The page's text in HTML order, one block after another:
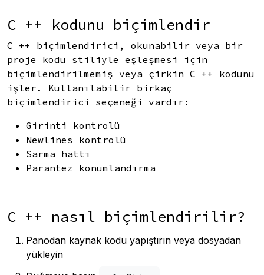
C ++ kodunu biçimlendir
C ++ biçimlendirici, okunabilir veya bir
proje kodu stiliyle eşleşmesi için
biçimlendirilmemiş veya çirkin C ++ kodunu
işler. Kullanılabilir birkaç
biçimlendirici seçeneği vardır:
Girinti kontrolü
Newlines kontrolü
Sarma hattı
Parantez konumlandırma
C ++ nasıl biçimlendirilir?
Panodan kaynak kodu yapıştırın veya dosyadan
yükleyin